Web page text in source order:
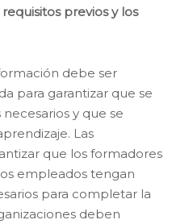
previos y los
debe ser
para garantizar que se
y que se
Las
que los formadores
empleados tengan
para completar la
deben